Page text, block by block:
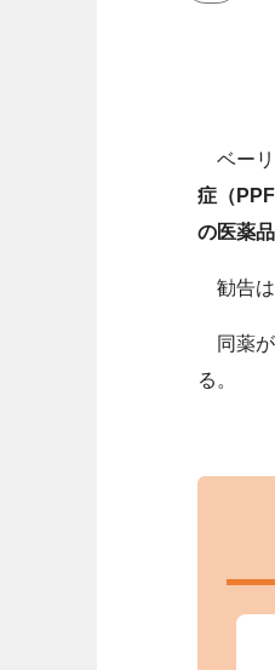
ベーリ
症（
の医薬
勧告は
同薬が
る。